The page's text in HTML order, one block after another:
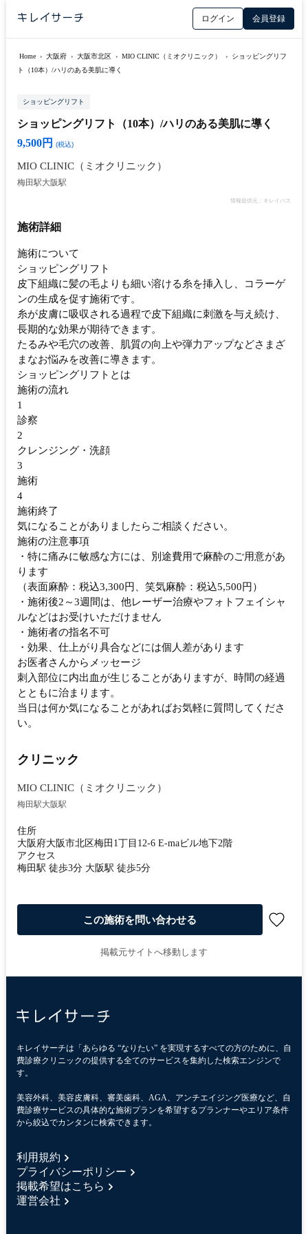
ログイン 会員登録
Home › 大阪府 › 大阪市北区 › MIO CLINIC（ミオクリニック） ›
ショッピングリフ
ト（10本）/ハリのある美肌に導く
ショッピングリフト
ショッピングリフト（10本）/ハリのある美肌に導く
9,500円
(税込)
MIO CLINIC（ミオクリニック）
梅田駅大阪駅
情報提供元：キレイパス
施術詳細
施術について
ショッピングリフト
皮下組織に髪の毛よりも細い溶ける糸を挿入し、コラーゲ
ンの生成を促す施術です。
糸が皮膚に吸収される過程で皮下組織に刺激を与え続け、
長期的な効果が期待できます。
たるみや毛穴の改善、肌質の向上や弾力アップなどさまざ
まなお悩みを改善に導きます。
ショッピングリフトとは
施術の流れ
1
診察
2
クレンジング・洗顔
3
施術
4
施術終了
気になることがありましたらご相談ください。
施術の注意事項
・特に痛みに敏感な方には、別途費用で麻酔のご用意があ
ります
（表面麻酔：税込3,300円、笑気麻酔：税込5,500円）
・施術後2～3週間は、他レーザー治療やフォトフェイシャ
ルなどはお受けいただけません
・施術者の指名不可
・効果、仕上がり具合などには個人差があります
お医者さんからメッセージ
刺入部位に内出血が生じることがありますが、時間の経過
とともに治まります。
当日は何か気になることがあればお気軽に質問してくださ
い。
クリニック
MIO CLINIC（ミオクリニック）
梅田駅大阪駅
住所
大阪府大阪市北区梅田1丁目12-6 E-maビル地下2階
アクセス
梅田駅 徒歩3分 大阪駅 徒歩5分
この施術を問い合わせる
掲載元サイトへ移動します
キレイサーチは「あらゆる “なりたい” を実現するすべての方のために、自
費診療クリニックの提供する全てのサービスを集約した検索エンジンで
す。
美容外科、美容皮膚科、審美歯科、AGA、アンチエイジング医療など、自
費診療サービスの具体的な施術プランを希望するプランナーやエリア条件
から絞込でカンタンに検索できます。
利用規約
プライバシーポリシー
掲載希望はこちら
運営会社